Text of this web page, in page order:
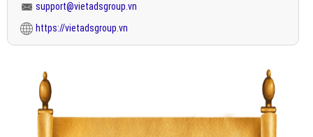
support@vietadsgroup.vn
https://vietadsgroup.vn